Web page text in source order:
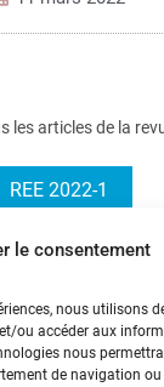
le consentement
nous utilisons
ou accéder aux
nous
de navigation ou
les articles de la
REE 2022-1